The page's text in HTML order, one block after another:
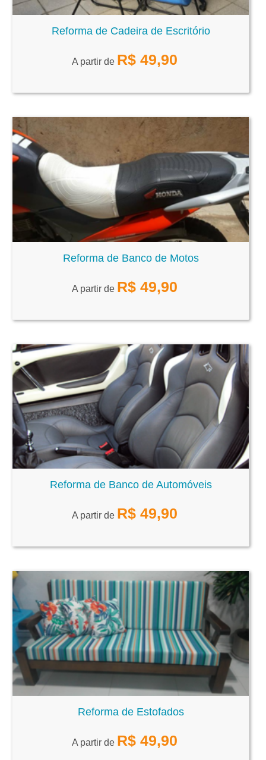
Reforma de Cadeira de Escritório
A partir de R$ 49,90
Reforma de Banco de Motos
A partir de R$ 49,90
Reforma de Banco de Automóveis
A partir de R$ 49,90
Reforma de Estofados
A partir de R$ 49,90